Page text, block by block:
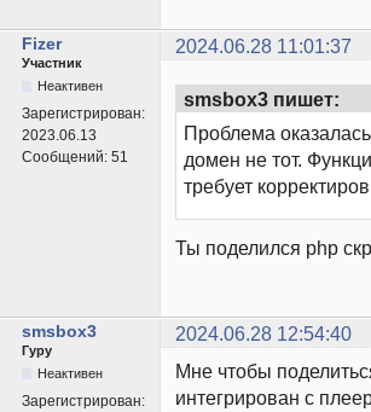
Fizer 2024.06.28 11:01:37
Участник
Неактивен
Зарегистрирован:
2023.06.13
Сообщений: 51
smsbox3 пишет:
Проблема
домен не тот.
требует
Ты поделился php
smsbox3 2024.06.28 12:54:40
Гуру
Неактивен
Зарегистрирован:
Мне чтобы
интегрирован с